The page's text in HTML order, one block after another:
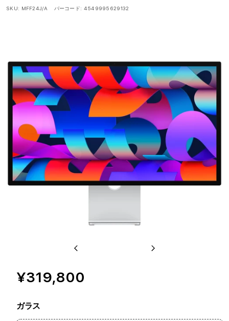
SKU: MFF24J/A バーコード: 4549995629132
Previous Next
¥319,800
ガラス